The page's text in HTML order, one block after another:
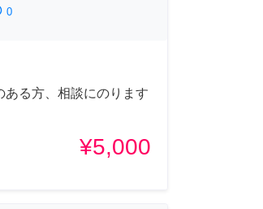
0
ある方、相談にのります
¥5,000